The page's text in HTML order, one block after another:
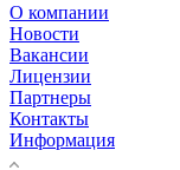
О компании
Новости
Вакансии
Лицензии
Партнеры
Контакты
Информация